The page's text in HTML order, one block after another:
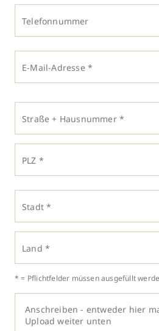
Telefonnummer
E-Mail-Adresse *
Straße + Hausnummer *
PLZ *
Stadt *
Land *
* = Pflichtfelder müssen ausgefüllt